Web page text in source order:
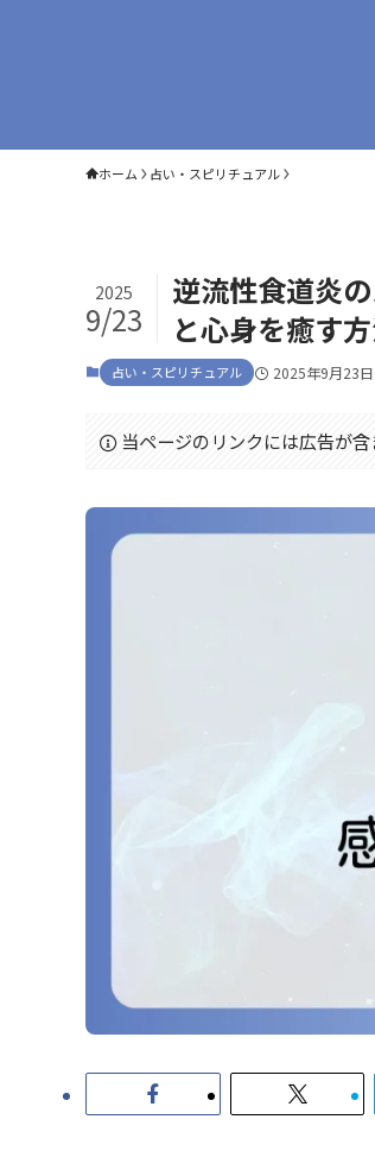
ホーム 占い・スピリチュアル
逆流性食道炎
と心身を癒す
2025
9/23
占い・スピリチュアル 2025年9月23日
当ページのリンクには広告が含